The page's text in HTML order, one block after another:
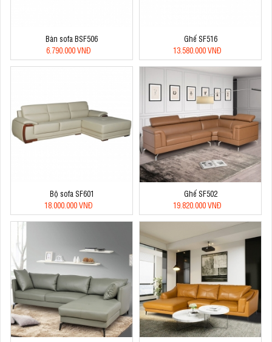
Bàn sofa BSF506
6.790.000 VNĐ
Ghế SF516
13.580.000 VNĐ
Bộ sofa SF601
18.000.000 VNĐ
Ghế SF502
19.820.000 VNĐ